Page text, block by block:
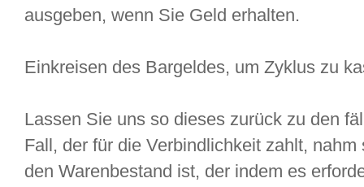
ausgeben, wenn Sie Geld erhalten.
Einkreisen des Bargeldes, um Zyklus zu
Lassen Sie uns so dieses zurück zu den
Fall, der für die Verbindlichkeit zahlt,
den Warenbestand ist, der indem es